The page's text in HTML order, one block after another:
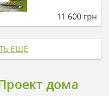
11 600 грн
ЕЩЁ
дома